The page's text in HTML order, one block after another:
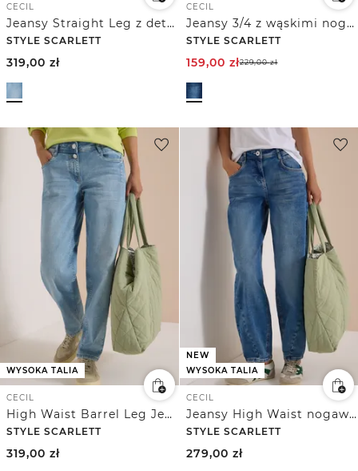
CECIL
Jeansy Straight Leg z detalami w postaci nitów
STYLE SCARLETT
319,00 zł
CECIL
Jeansy 3/4 z wąskimi nogawkami w stylu Casual Fit
STYLE SCARLETT
159,00 zł229,00zł
WYSOKA TALIA
CECIL
High Waist Barrel Leg Jeans w kroju Loose Fit
STYLE SCARLETT
319,00 zł
NEW
WYSOKA TALIA
CECIL
Jeansy High Waist nogawkami w stylu barrel w stylu Loose Fit
STYLE SCARLETT
279,00 zł